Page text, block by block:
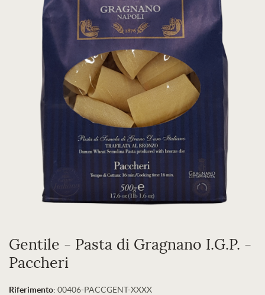
Gentile - Pasta di Gragnano I.G.P. -
Paccheri
Riferimento: 00406-PACCGENT-XXXX